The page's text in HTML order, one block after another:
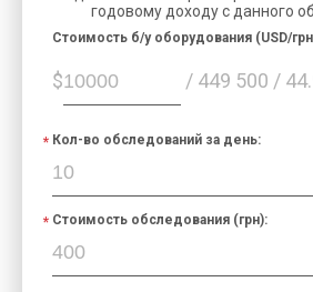
годовому доходу с данного
$ / 449 500 /
Cтоимость б/у оборудования (USD/
Кол-во обследований за день:
Стоимость обследования (грн):